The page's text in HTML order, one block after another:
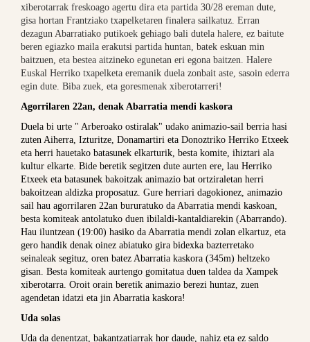
xiberotarrak freskoago agertu dira eta partida 30/28 ereman dute,
gisa hortan Frantziako txapelketaren finalera sailkatuz. Erran
dezagun Abarratiako putikoek gehiago bali dutela halere, ez baitute
beren egiazko maila erakutsi partida huntan, batek eskuan min
baitzuen, eta bestea aitzineko egunetan eri egona baitzen. Halere
Euskal Herriko txapelketa eremanik duela zonbait aste, sasoin ederra
egin dute. Biba zuek, eta goresmenak xiberotarreri!
Agorrilaren 22an, denak Abarratia mendi kaskora
Duela bi urte " Arberoako ostiralak" udako animazio-sail berria hasi
zuten Aiherra, Izturitze, Donamartiri eta Donoztriko Herriko Etxeek
eta herri hauetako batasunek elkarturik, besta komite, ihiztari ala
kultur elkarte. Bide beretik segitzen dute aurten ere, lau Herriko
Etxeek eta batasunek bakoitzak animazio bat ortziraletan herri
bakoitzean aldizka proposatuz. Gure herriari dagokionez, animazio
sail hau agorrilaren 22an bururatuko da Abarratia mendi kaskoan,
besta komiteak antolatuko duen ibilaldi-kantaldiarekin (Abarrando).
Hau iluntzean (19:00) hasiko da Abarratia mendi zolan elkartuz, eta
gero handik denak oinez abiatuko gira bidexka bazterretako
seinaleak segituz, oren batez Abarratia kaskora (345m) heltzeko
gisan. Besta komiteak aurtengo gomitatua duen taldea da Xampek
xiberotarra. Oroit orain beretik animazio berezi huntaz, zuen
agendetan idatzi eta jin Abarratia kaskora!
Uda solas
Uda da denentzat, bakantzatiarrak hor daude, nahiz eta ez saldo